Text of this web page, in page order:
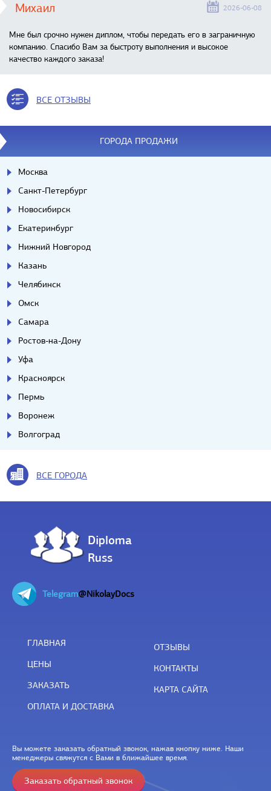
Михаил 2026-06-08
Мне был срочно нужен диплом, чтобы передать его в заграничную
компанию. Спасибо Вам за быстроту выполнения и высокое
качество каждого заказа!
ВСЕ ОТЗЫВЫ
ГОРОДА ПРОДАЖИ
Москва
Санкт-Петербург
Новосибирск
Екатеринбург
Нижний Новгород
Казань
Челябинск
Омск
Самара
Ростов-на-Дону
Уфа
Красноярск
Пермь
Воронеж
Волгоград
ВСЕ ГОРОДА
Diploma
Russ
Telegram@NikolayDocs
ГЛАВНАЯ
ЦЕНЫ
ЗАКАЗАТЬ
ОПЛАТА И ДОСТАВКА
ОТЗЫВЫ
КОНТАКТЫ
КАРТА САЙТА
Вы можете заказать обратный звонок, нажав кнопку ниже. Наши
менеджеры свяжутся с Вами в ближайшее время.
Заказать обратный звонок